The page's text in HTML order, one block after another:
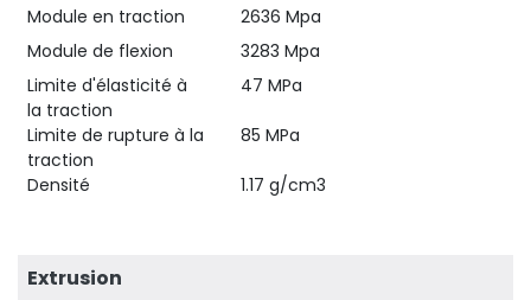
Module en traction
2636 Mpa
Module de flexion
3283 Mpa
Limite d'élasticité à
la traction
47 MPa
Limite de rupture à la
traction
85 MPa
Densité 1.17 g/cm3
Extrusion